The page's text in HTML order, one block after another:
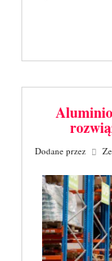
Dodane przez